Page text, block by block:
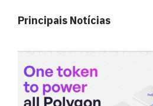
Principais Notícias